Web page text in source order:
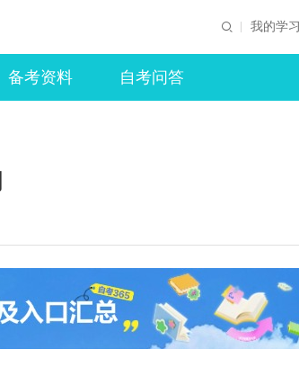
我的学习
备考资料 自考问答